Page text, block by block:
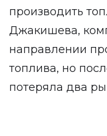
производить
Джакишева,
направлении
топлива, но
потеряла два